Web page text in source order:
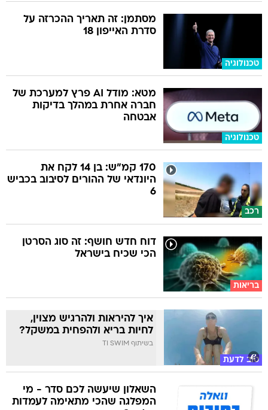
טכנולוגיה
מסתמן: זה תאריך ההכרזה על
סדרת האייפון 18
טכנולוגיה
מטא: מודל AI פרץ למערכת של
חברה אחרת במהלך בדיקות
אבטחה
רכב
170 קמ"ש: בן 14 לקח את
היונדאי של ההורים לסיבוב בכביש
6
בריאות
דוח חדש חושף: זה סוג הסרטן
הכי שכיח בישראל
טוב לדעת
איך להיראות ולהרגיש מצוין,
לחיות בריא ולהפחית במשקל?
בשיתוף TI SWIM
השאלון שיעשה לכם סדר - מי
המפלגה שהכי מתאימה לעמדות